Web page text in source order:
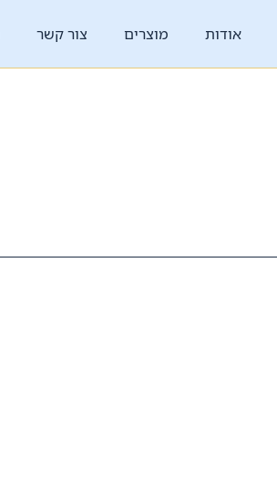
אודות מוצרים צור קשר